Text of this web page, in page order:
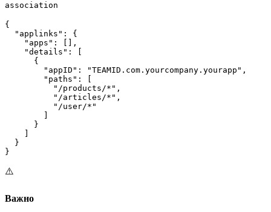
association
{
  "applinks": {
    "apps": [],
    "details": [
      {
        "appID": "TEAMID.com.yourcompany.yourapp",
        "paths": [
          "/products/*",
          "/articles/*",
          "/user/*"
      }
  }
}
⚠️
Важно